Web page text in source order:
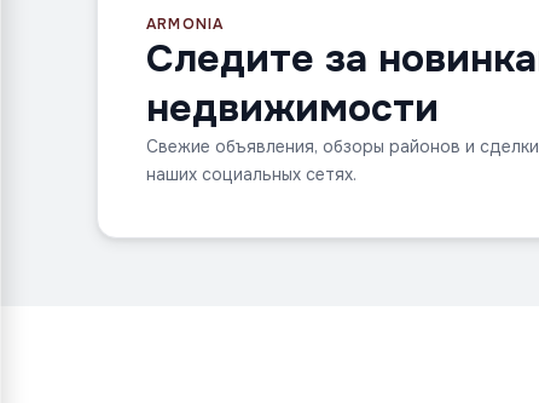
ARMONIA
Следите за
недвижимости
Свежие объявления, обзоры районов и
наших социальных сетях.